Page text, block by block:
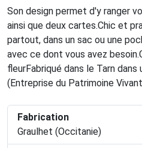
Son design permet d'y ranger
ainsi que deux cartes.Chic et
partout, dans un sac ou une
avec ce dont vous avez
fleurFabriqué dans le Tarn
(Entreprise du Patrimoine
Fabrication
Graulhet (Occitanie)